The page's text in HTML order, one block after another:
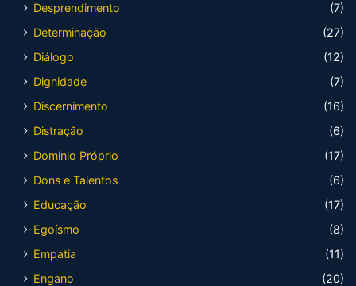
Desprendimento
(7)
Determinação
(27)
Diálogo
(12)
Dignidade
(7)
Discernimento
(16)
Distração
(6)
Domínio Próprio
(17)
Dons e Talentos
(6)
Educação
(17)
Egoísmo
(8)
Empatia
(11)
Engano
(20)